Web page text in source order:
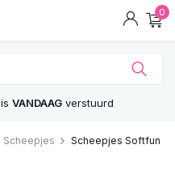
0
GRATISVerzending vanaf 75€
Scheepjes Scheepjes Softfun